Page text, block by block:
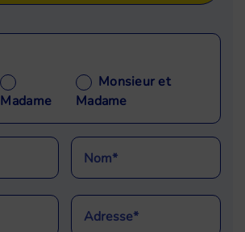
Madame
Monsieur et
Madame